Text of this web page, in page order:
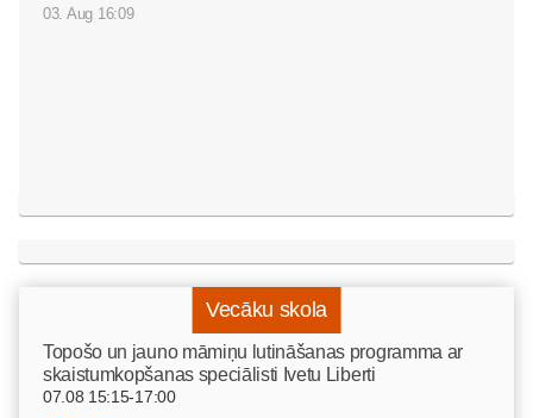
03. Aug 16:09
Vecāku skola
Topošo un jauno māmiņu lutināšanas programma ar
skaistumkopšanas speciālisti Ivetu Liberti
07.08 15:15-17:00